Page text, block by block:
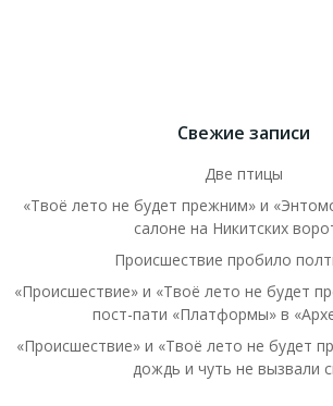
Свежие записи
Две птицы
«Твоё лето не будет прежним» и
салоне на Никитских
Происшествие пробило
«Происшествие» и «Твоё лето не будет
пост-пати «Платформы» в
«Происшествие» и «Твоё лето не будет
дождь и чуть не вызвали